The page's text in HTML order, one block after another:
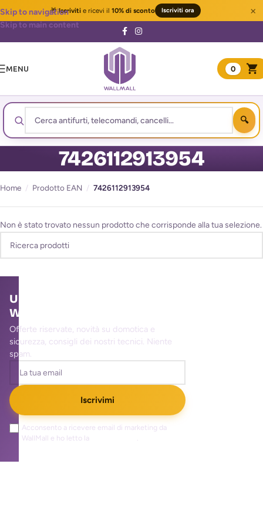
🎁Iscrivitie ricevi il 10% di sconto Iscriviti ora ×
Skip to navigation
Skip to main content
MENU 0
7426112913954
Home / Prodotto EAN / 7426112913954
Non è stato trovato nessun prodotto che corrisponde alla tua selezione.
Unisciti alla community
WallMall
Offerte riservate, novità su domotica e
sicurezza, consigli dei nostri tecnici. Niente
spam.
Iscrivimi
Acconsento a ricevere email di marketing da
WallMall e ho letto la
.